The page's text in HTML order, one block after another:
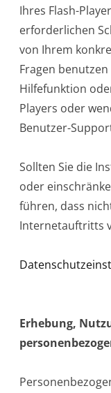
Ihres Flash-
erforderlichen
von Ihrem
Fragen
Hilfefunktion
Players oder
Benutzer-
Sollten Sie die
oder
führen, dass
Internetauftritts
Erhebung,